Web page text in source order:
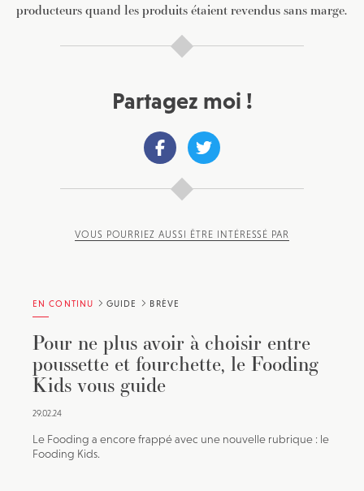
producteurs quand les produits étaient revendus sans marge.
Partagez moi !
VOUS POURRIEZ AUSSI ÊTRE INTÉRESSÉ PAR
EN CONTINU GUIDE BRÈVE
Pour ne plus avoir à choisir entre
poussette et fourchette, le Fooding
Kids vous guide
29.02.24
Le Fooding a encore frappé avec une nouvelle rubrique : le
Fooding Kids.